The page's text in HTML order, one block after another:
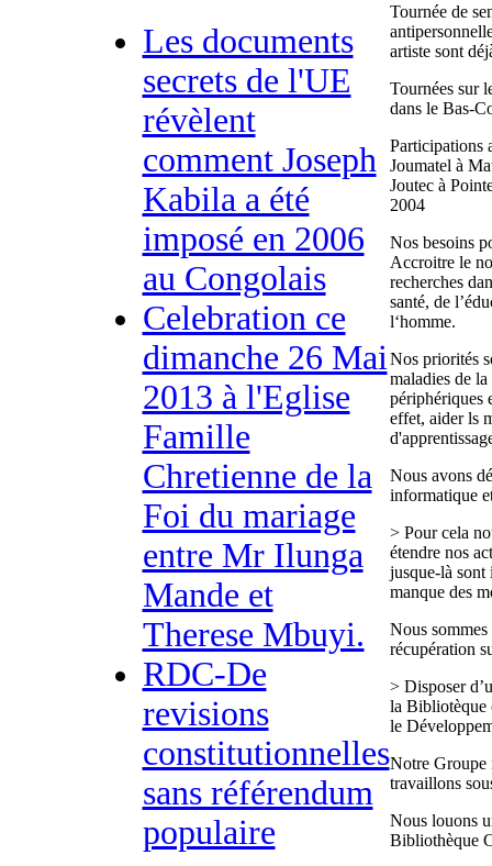
Les documents
secrets de l'UE
révèlent
comment Joseph
Kabila a été
imposé en 2006
au Congolais
Celebration ce
dimanche 26 Mai
2013 à l'Eglise
Famille
Chretienne de la
Foi du mariage
entre Mr Ilunga
Mande et
Therese Mbuyi.
RDC-De
revisions
constitutionnelles
sans référendum
populaire
Tournée de
artiste sont
Tournées sur
dans le Bas-
Participations
Joumatel à
Joutec à
2004
Nos besoins
Accroitre le
recherches
santé, de
l‘homme.
Nos priorités
maladies de la
périphériques
effet, aider ls
Nous avons
informatique
> Pour cela
étendre nos
jusque-là sont
manque des
Nous sommes
récupération
> Disposer
la Bibliotèque
le
Notre Groupe
travaillons
Nous louons
Bibliothèque